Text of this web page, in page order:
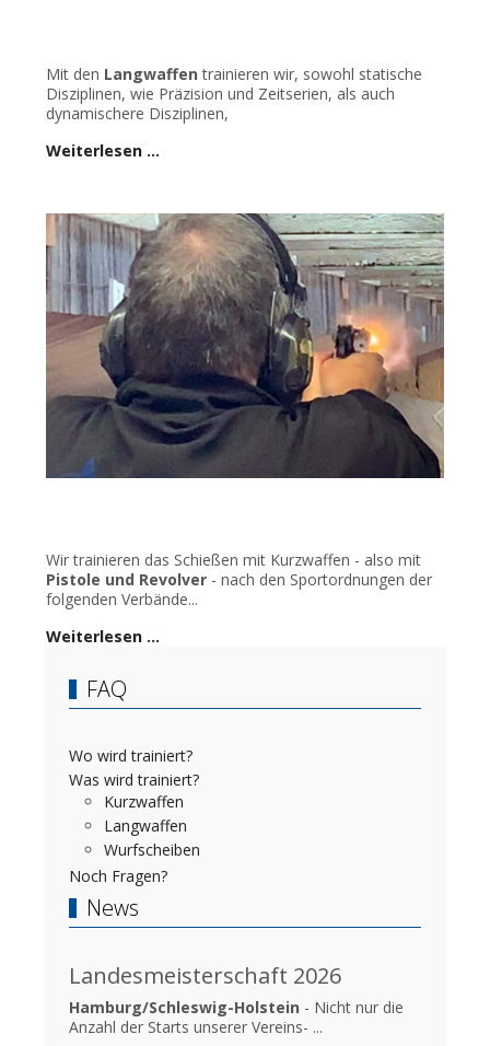
Mit den Langwaffen trainieren wir, sowohl statische
Disziplinen, wie Präzision und Zeitserien, als auch
dynamischere Disziplinen,
Weiterlesen …
Wir trainieren das Schießen mit Kurzwaffen - also mit
Pistole und Revolver - nach den Sportordnungen der
folgenden Verbände...
Weiterlesen …
FAQ
Wo wird trainiert?
Was wird trainiert?
Kurzwaffen
Langwaffen
Wurfscheiben
Noch Fragen?
News
Landesmeisterschaft 2026
Hamburg/Schleswig-Holstein - Nicht nur die
Anzahl der Starts unserer Vereins- ...